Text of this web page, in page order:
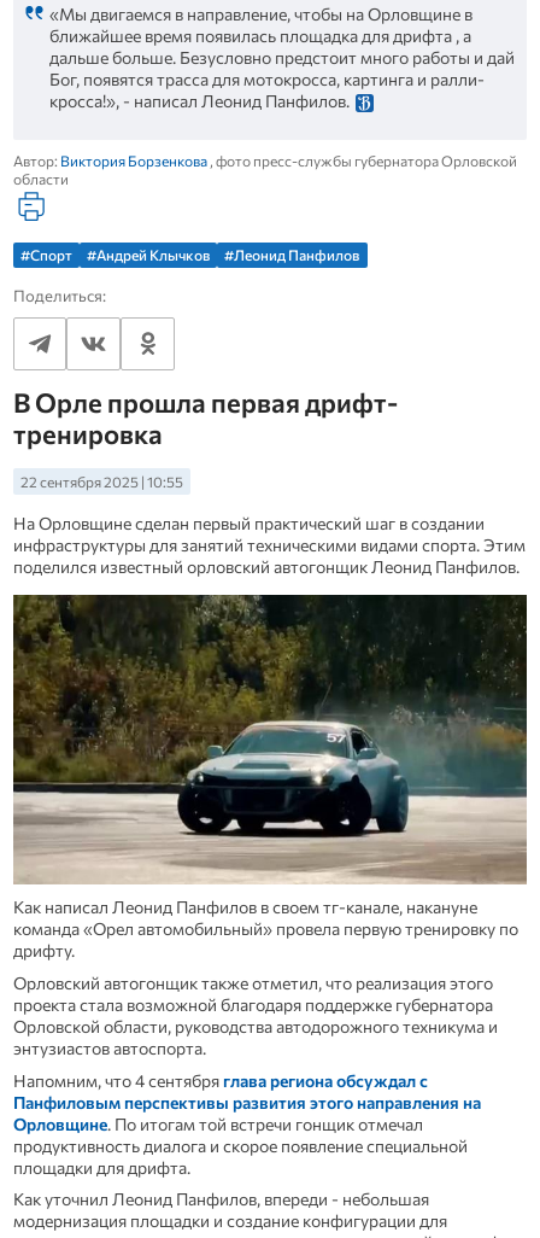
«Мы двигаемся в направление, чтобы на Орловщине в
ближайшее время появилась площадка для дрифта , а
дальше больше. Безусловно предстоит много работы и дай
Бог, появятся трасса для мотокросса, картинга и ралли-
кросса!», - написал Леонид Панфилов.
Автор: Виктория Борзенкова, фото пресс-службы губернатора Орловской
области
#Спорт #Андрей Клычков #Леонид Панфилов
Поделиться:
В Орле прошла первая дрифт-
тренировка
22 сентября 2025 | 10:55
На Орловщине сделан первый практический шаг в создании
инфраструктуры для занятий техническими видами спорта. Этим
поделился известный орловский автогонщик Леонид Панфилов.
Как написал Леонид Панфилов в своем тг-канале, накануне
команда «Орел автомобильный» провела первую тренировку по
дрифту.
Орловский автогонщик также отметил, что реализация этого
проекта стала возможной благодаря поддержке губернатора
Орловской области, руководства автодорожного техникума и
энтузиастов автоспорта.
Напомним, что 4 сентябряглава региона обсуждал с
Панфиловым перспективы развития этого направления на
Орловщине. По итогам той встречи гонщик отмечал
продуктивность диалога и скорое появление специальной
площадки для дрифта.
Как уточнил Леонид Панфилов, впереди - небольшая
модернизация площадки и создание конфигурации для